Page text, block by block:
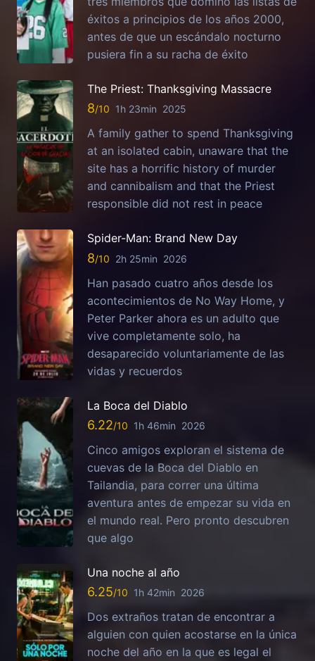
éxitos a principios de los años 2000,
antes de que un escándalo nocturno
pusiera fin a su racha de éxito
The Priest: Thanksgiving Massacre
8 1h 23min 2025
A family gather to spend Thanksgiving
at an isolated cabin, unaware that the
site has a horrific history of murder
and cannibalism and that the Priest
responsible did not rest in peace
Spider-Man: Brand New Day
8 2h 25min 2026
Han pasado cuatro años desde los
acontecimientos de No Way Home, y
Peter Parker ahora es un adulto que
vive completamente solo, ha
desaparecido voluntariamente de las
vidas y recuerdos
La Boca del Diablo
6.22 1h 46min 2026
Cinco amigos exploran el sistema de
cuevas de la Boca del Diablo en
Tailandia, para correr una última
aventura antes de empezar su vida en
el mundo real. Pero pronto descubren
que algo
Una noche al año
6.25 1h 42min 2026
Dos extraños tratan de encontrar a
alguien con quien acostarse en la única
noche del año en la que es legal el